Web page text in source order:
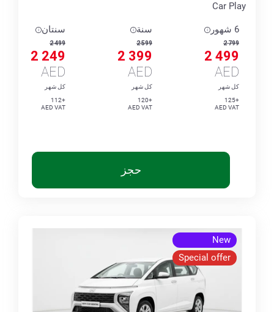
Car Play
6 شهور
2 799
2 499
AED
كل شهر
+125
AED VAT
سنة
2 599
2 399
AED
كل شهر
+120
AED VAT
سنتان
2 499
2 249
AED
كل شهر
+112
AED VAT
حجز
New
Special offer